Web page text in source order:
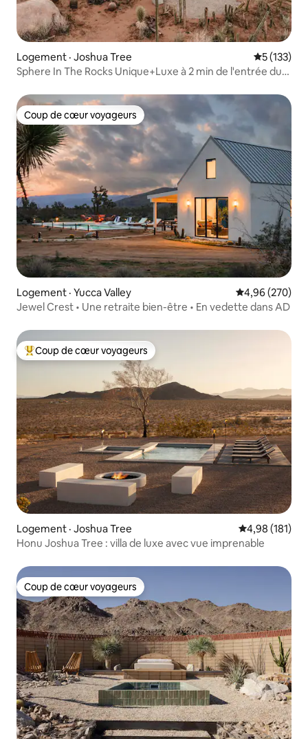
Logement · Joshua Tree Note
5 (133)
Sphere In The Rocks Unique+Luxe à 2 min de l'entrée du
Coup de cœur voyageurs
Coup de cœur voyageurs
Logement · Yucca Valley Note
4,96 (270)
Jewel Crest • Une retraite bien-être • En vedette dans AD
Coup de cœur voyageurs parmi les plus aimés
Coup de cœur voyageurs
Logement · Joshua Tree Note
4,98 (181)
Honu Joshua Tree : villa de luxe avec vue imprenable
Coup de cœur voyageurs
Coup de cœur voyageurs